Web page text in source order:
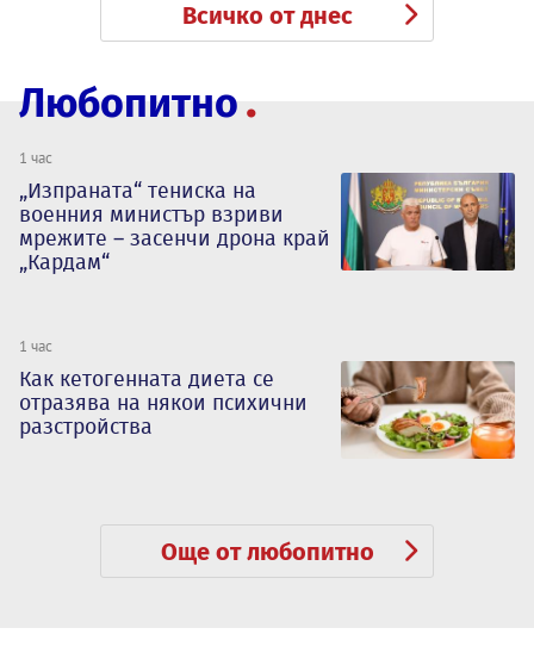
Всичко от днес
Любопитно
1 час
„Изпраната“ тениска на
военния министър взриви
мрежите – засенчи дрона край
„Кардам“
1 час
Как кетогенната диета се
отразява на някои психични
разстройства
Още от любопитно